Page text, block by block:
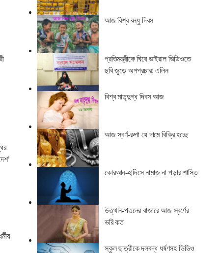
আজ বিশ্ব বন্ধু দিবস
প্রতিমন্ত্রীকে ঘিরে ভাইরাল ভিডিওতে
ছবি জুড়ে অপপ্রচার: এলিন
বিশ্ব মাতৃদুগ্ধ দিবস আজ
আজ স্বর্ণ-রুপা যে দামে বিক্রি হচ্ছে
কোরআন-হাদিসে নামাজ না পড়ার শাস্তি
উত্থান-পতনের বাজারে আজ স্বর্ণের
ভরি কত
স্কুল ছাত্রীকে দলবদ্ধ ধর্ষণসহ ভিডিও